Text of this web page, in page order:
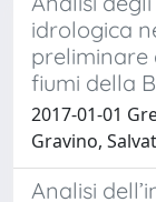
idrologica
preliminare
fiumi della
2017-01-01
Gravino,
Analisi